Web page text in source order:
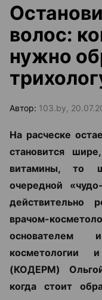
волос:
нужно
Автор: 103.by,
На расческе
становится
витамины, то
очередной
действительно
врачом-
основателем
косметологии
(КОДЕРМ)
когда стоит